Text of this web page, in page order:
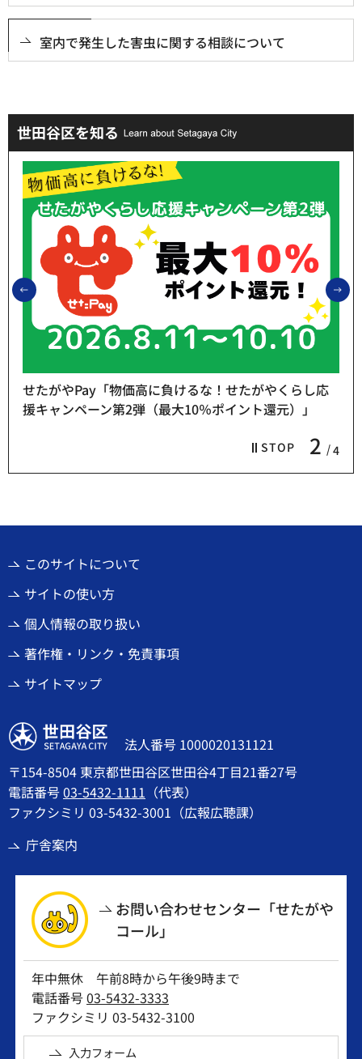
室内で発生した害虫に関する相談について
世田谷区を知る
前のスライドを表示
STOP 2 4
せたがやPay「物価高に負けるな！せたがやくらし応
援キャンペーン第2弾（最大10％ポイント還元）」
このサイトについて
サイトの使い方
個人情報の取り扱い
著作権・リンク・免責事項
サイトマップ
世田谷区
法人番号 1000020131121
〒154-8504 東京都世田谷区世田谷4丁目21番27号
電話番号03-5432-1111 （代表）
ファクシミリ 03-5432-3001（広報広聴課）
庁舎案内
お問い合わせセンター「せたがや
コール」
年中無休 午前8時から午後9時まで
電話番号03-5432-3333
ファクシミリ 03-5432-3100
入力フォーム